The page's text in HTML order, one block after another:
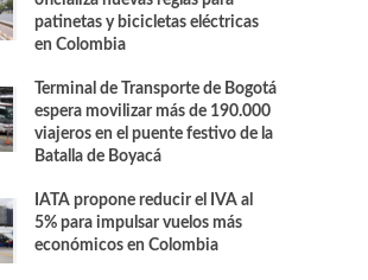
patinetas y bicicletas eléctricas
en Colombia
Terminal de Transporte de Bogotá
espera movilizar más de 190.000
viajeros en el puente festivo de la
Batalla de Boyacá
IATA propone reducir el IVA al
5% para impulsar vuelos más
económicos en Colombia